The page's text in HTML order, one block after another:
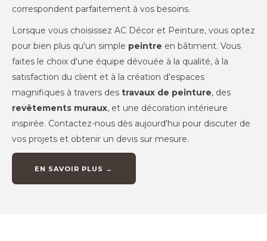
correspondent parfaitement à vos besoins.
Lorsque vous choisissez AC Décor et Peinture, vous optez
pour bien plus qu'un simple peintre en bâtiment. Vous
faites le choix d'une équipe dévouée à la qualité, à la
satisfaction du client et à la création d'espaces
magnifiques à travers des travaux de peinture, des
revêtements muraux, et une décoration intérieure
inspirée. Contactez-nous dès aujourd'hui pour discuter de
vos projets et obtenir un devis sur mesure.
EN SAVOIR PLUS →